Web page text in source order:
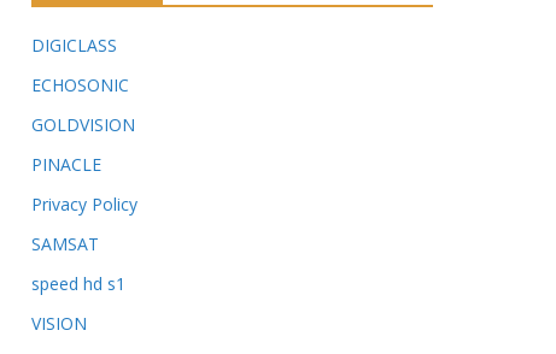
DIGICLASS
ECHOSONIC
GOLDVISION
PINACLE
Privacy Policy
SAMSAT
speed hd s1
VISION